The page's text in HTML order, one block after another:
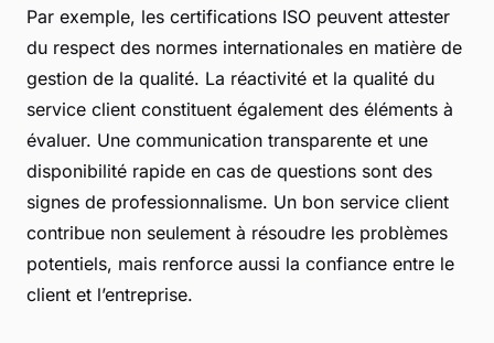
Par exemple, les certifications ISO peuvent attester
du respect des normes internationales en matière de
gestion de la qualité. La réactivité et la qualité du
service client constituent également des éléments à
évaluer. Une communication transparente et une
disponibilité rapide en cas de questions sont des
signes de professionnalisme. Un bon service client
contribue non seulement à résoudre les problèmes
potentiels, mais renforce aussi la confiance entre le
client et l’entreprise.